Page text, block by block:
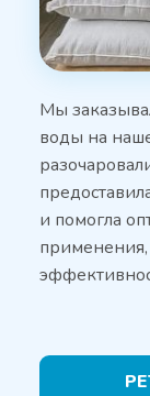
Мы
воды на
и помогла
применения,